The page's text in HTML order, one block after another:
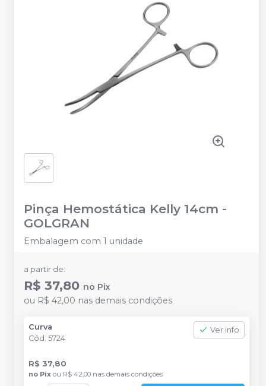
Pinça Hemostática Kelly 14cm -
GOLGRAN
Embalagem com 1 unidade
a partir de:
R$ 37,80 no Pix
ou R$ 42,00 nas demais condições
Curva
Cód. 5724
Ver info
R$ 37,80
no Pix ou R$ 42,00 nas demais condições